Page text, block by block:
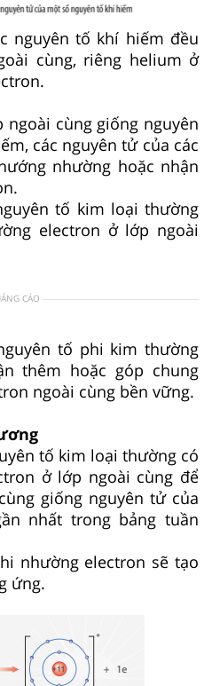
nguyên tố khí hiếm đều
cùng, riêng helium ở
cùng giống nguyên
các nguyên tử của các
nhường hoặc nhận
tố kim loại thường
electron ở lớp ngoài
CÁO
tố phi kim thường
thêm hoặc góp chung
ngoài cùng bền vững.
tố kim loại thường có
ở lớp ngoài cùng để
giống nguyên tử của
nhất trong bảng tuần
nhường electron sẽ tạo
ứng.